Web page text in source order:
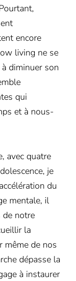
encore
living ne se
diminuer son
qui
et à nous-
avec quatre
je
du
mentale, il
de notre
la
de nos
dépasse la
à instaurer